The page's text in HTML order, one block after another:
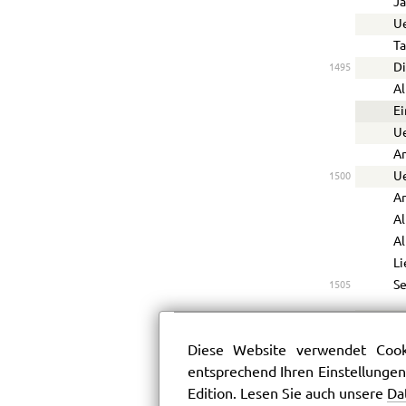
1495
1500
1505
Er
Ihr
Diese Website verwendet
entsprechend Ihren
Edition. Lesen Sie auch unsere